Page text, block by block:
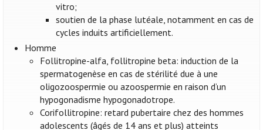
vitro;
soutien de la phase lutéale, notamment en cas de
cycles induits artificiellement.
Homme
Follitropine-alfa, follitropine beta: induction de la
spermatogenèse en cas de stérilité due à une
oligozoospermie ou azoospermie en raison d’un
hypogonadisme hypogonadotrope.
Corifollitropine: retard pubertaire chez des hommes
adolescents (âgés de 14 ans et plus) atteints